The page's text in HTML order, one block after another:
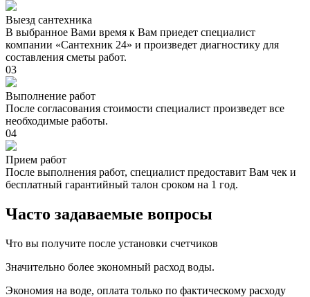
Выезд сантехника
В выбранное Вами время к Вам приедет специалист
компании «Сантехник 24» и произведет диагностику для
составления сметы работ.
03
Выполнение работ
После согласования стоимости специалист произведет все
необходимые работы.
04
Прием работ
После выполнения работ, специалист предоставит Вам чек и
бесплатный гарантийный талон сроком на 1 год.
Часто задаваемые вопросы
Что вы получите после установки счетчиков
Значительно более экономный расход воды.
Экономия на воде, оплата только по фактическому расходу